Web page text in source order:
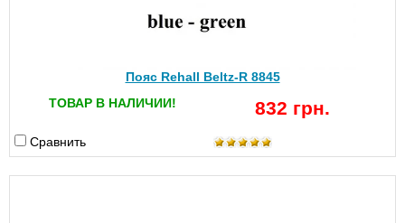
Пояс Rehall Beltz-R 8845
ТОВАР В НАЛИЧИИ!
832 грн.
Сравнить